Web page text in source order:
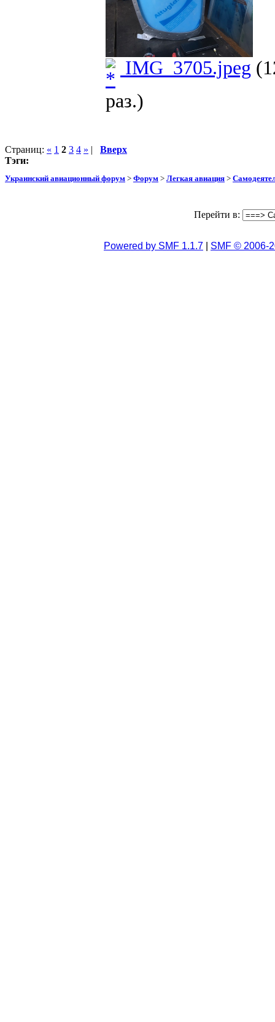
IMG_3705.jpeg
раз.)
Страниц: « 1 2 3 4 » | Вверх
Тэги:
Украинский авиационный форум > Форум > Легкая авиация >
Перейти в:
Powered by SMF 1.1.7 SMF © 2006-